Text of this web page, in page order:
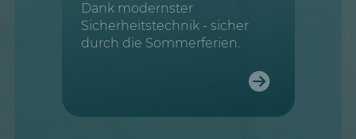
Dank modernster
Sicherheitstechnik - sicher
durch die Sommerferien.